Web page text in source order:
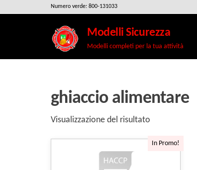
contenuto
Numero verde: 800-131033
Modelli Sicurezza
Modelli completi per la tua attività
ghiaccio alimentare
Visualizzazione del risultato
In Promo!